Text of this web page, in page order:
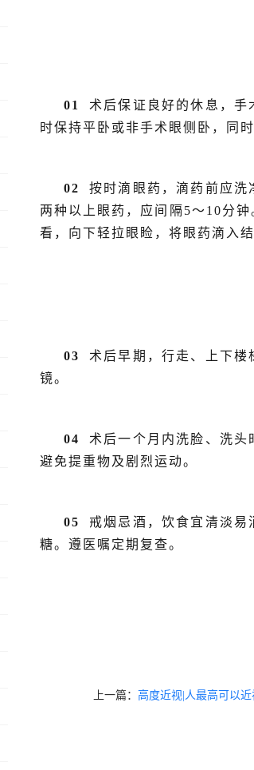
01
术后保证良好的休息，手
时保持平卧或非手术眼侧卧，同
02 按时滴眼药，滴药前应洗
两种以上眼药，应间隔5～10分
看，向下轻拉眼睑，将眼药滴入
03 术后早期，行走、上下楼
镜。
04 术后一个月内洗脸、洗头
避免提重物及剧烈运动。
05 戒烟忌酒，饮食宜清淡易
糖。遵医嘱定期复查。
上一篇： 高度近视|人最高可以近